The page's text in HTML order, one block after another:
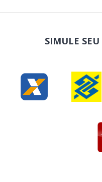
SIMULE SEU